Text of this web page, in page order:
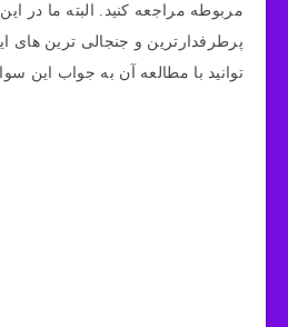
مربوطه مراجعه کنید. البته ما در این
پرطرفدارترین و جنجالی ترین های
توانید با مطالعه آن به جواب این